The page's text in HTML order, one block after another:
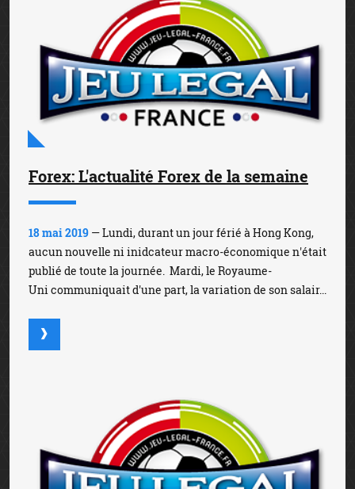
Forex: L'actualité Forex de la semaine
18 mai 2019 — Lundi, durant un jour férié à Hong Kong,
aucun nouvelle ni inidcateur macro-économique n'était
publié de toute la journée. Mardi, le Royaume-
Uni communiquait d'une part, la variation de son salair...